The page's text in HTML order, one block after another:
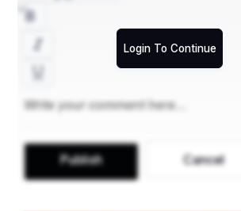
Login To Continue
Publish Cancel